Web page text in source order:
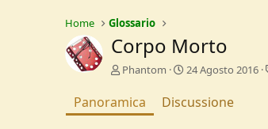
Home Glossario
Corpo Morto
A
t
o
Phantom
C
e
a
24 Agosto 2016
Panoramica Discussione